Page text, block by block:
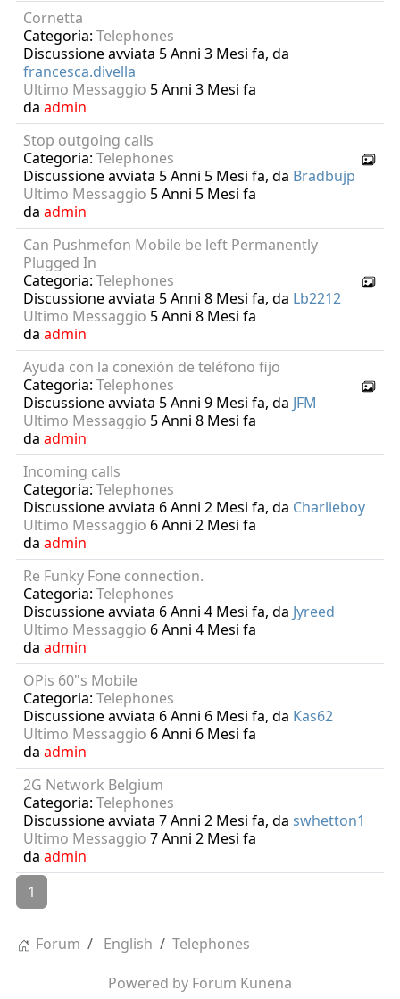
Cornetta
Categoria: Telephones
Discussione avviata 5 Anni 3 Mesi fa, da
francesca.divella
Ultimo Messaggio 5 Anni 3 Mesi fa
da admin
Stop outgoing calls
Categoria: Telephones
Discussione avviata 5 Anni 5 Mesi fa, da Bradbujp
Ultimo Messaggio 5 Anni 5 Mesi fa
da admin
Can Pushmefon Mobile be left Permanently
Plugged In
Categoria: Telephones
Discussione avviata 5 Anni 8 Mesi fa, da Lb2212
Ultimo Messaggio 5 Anni 8 Mesi fa
da admin
Ayuda con la conexión de teléfono fijo
Categoria: Telephones
Discussione avviata 5 Anni 9 Mesi fa, da JFM
Ultimo Messaggio 5 Anni 8 Mesi fa
da admin
Incoming calls
Categoria: Telephones
Discussione avviata 6 Anni 2 Mesi fa, da Charlieboy
Ultimo Messaggio 6 Anni 2 Mesi fa
da admin
Re Funky Fone connection.
Categoria: Telephones
Discussione avviata 6 Anni 4 Mesi fa, da Jyreed
Ultimo Messaggio 6 Anni 4 Mesi fa
da admin
OPis 60"s Mobile
Categoria: Telephones
Discussione avviata 6 Anni 6 Mesi fa, da Kas62
Ultimo Messaggio 6 Anni 6 Mesi fa
da admin
2G Network Belgium
Categoria: Telephones
Discussione avviata 7 Anni 2 Mesi fa, da swhetton1
Ultimo Messaggio 7 Anni 2 Mesi fa
da admin
1
Forum English
Telephones
Powered by Forum Kunena